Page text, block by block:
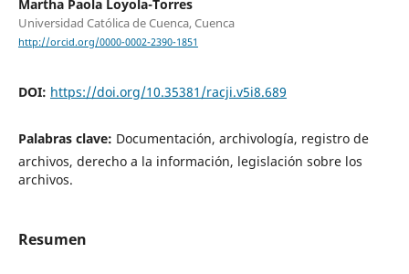
Martha Paola Loyola-Torres
Universidad Católica de Cuenca, Cuenca
http://orcid.org/0000-0002-2390-1851
DOI: https://doi.org/10.35381/racji.v5i8.689
Palabras clave: Documentación, archivología, registro de
archivos, derecho a la información, legislación sobre los
archivos.
Resumen